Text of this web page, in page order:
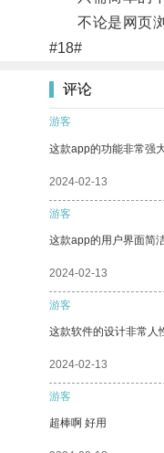
不论是网页浏
#18#
评论
游客
这款app的功能非常强
2024-02-13
游客
这款app的用户界面简
2024-02-13
游客
这款软件的设计非常人
2024-02-13
游客
超棒啊 好用